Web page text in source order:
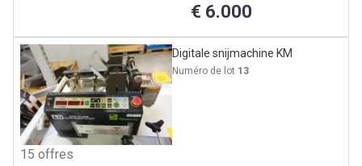
€ 6.000
Digitale snijmachine KM
Numéro de lot 13
15 offres